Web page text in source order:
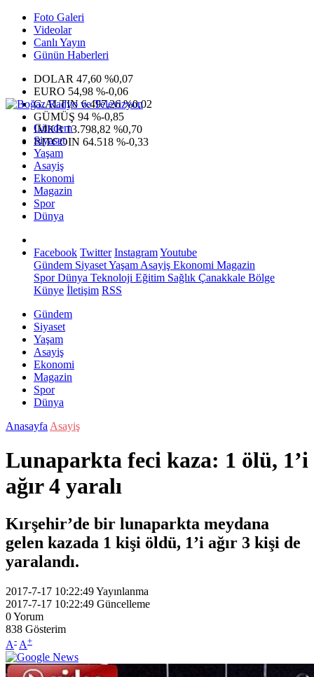
Foto Galeri
Videolar
Canlı Yayın
Günün Haberleri
DOLAR 47,60 %0,07
EURO 54,98 %-0,06
G.ALTIN6.497,26 %0,02
GÜMÜŞ 94 %-0,85
IMKB13.798,82 %0,70
BITCOIN 64.518 %-0,33
Gündem
Siyaset
Yaşam
Asayiş
Ekonomi
Magazin
Spor
Dünya
Facebook Twitter InstagramYoutube
Gündem SiyasetYaşam Asayiş Ekonomi Magazin
SporDünya Teknoloji Eğitim Sağlık Çanakkale Bölge
Künye İletişim RSS
Gündem
Siyaset
Yaşam
Asayiş
Ekonomi
Magazin
Spor
Dünya
Anasayfa Asayiş
Lunaparkta feci kaza: 1 ölü, 1’i
ağır 4 yaralı
Kırşehir’de bir lunaparkta meydana
gelen kazada 1 kişi öldü, 1’i ağır 3 kişi de
yaralandı.
2017-7-17 10:22:49Yayınlanma
2017-7-17 10:22:49 Güncelleme
0Yorum
838 Gösterim
A- A+